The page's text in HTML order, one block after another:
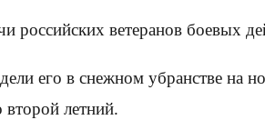
ветеранов боевых
его в снежном убранстве на
летний.